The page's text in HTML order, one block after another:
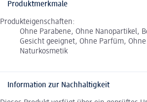
Produktmerkmale
Produkteigenschaften:
Ohne Parabene, Ohne Nanopartikel,
Gesicht geeignet, Ohne Parfüm,
Naturkosmetik
Information zur Nachhaltigkeit